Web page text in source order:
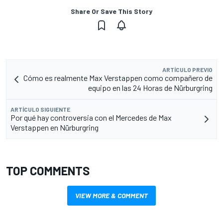
Share Or Save This Story
ARTÍCULO PREVIO
Cómo es realmente Max Verstappen como compañero de
equipo en las 24 Horas de Nürburgring
ARTÍCULO SIGUIENTE
Por qué hay controversia con el Mercedes de Max
Verstappen en Nürburgring
TOP COMMENTS
VIEW MORE & COMMENT